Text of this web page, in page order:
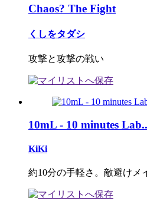
Chaos? The Fight
くしをタダシ
攻撃と攻撃の戦い
10mL - 10 minutes
KiKi
約10分の手軽さ。敵避けメ